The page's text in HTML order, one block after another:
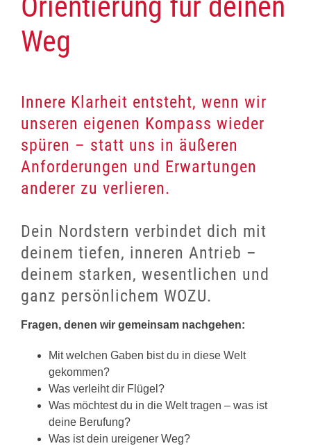
Weg
Innere Klarheit entsteht, wenn wir
unseren eigenen Kompass wieder
spüren – statt uns in äußeren
Anforderungen und Erwartungen
anderer zu verlieren.
Dein Nordstern verbindet dich mit
deinem tiefen, inneren Antrieb –
deinem starken, wesentlichen und
ganz persönlichem WOZU.
Fragen, denen wir gemeinsam nachgehen:
Mit welchen Gaben bist du in diese Welt
gekommen?
Was verleiht dir Flügel?
Was möchtest du in die Welt tragen – was ist
deine Berufung?
Was ist dein ureigener Weg?